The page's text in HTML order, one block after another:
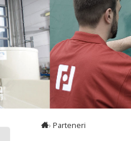
› Parteneri